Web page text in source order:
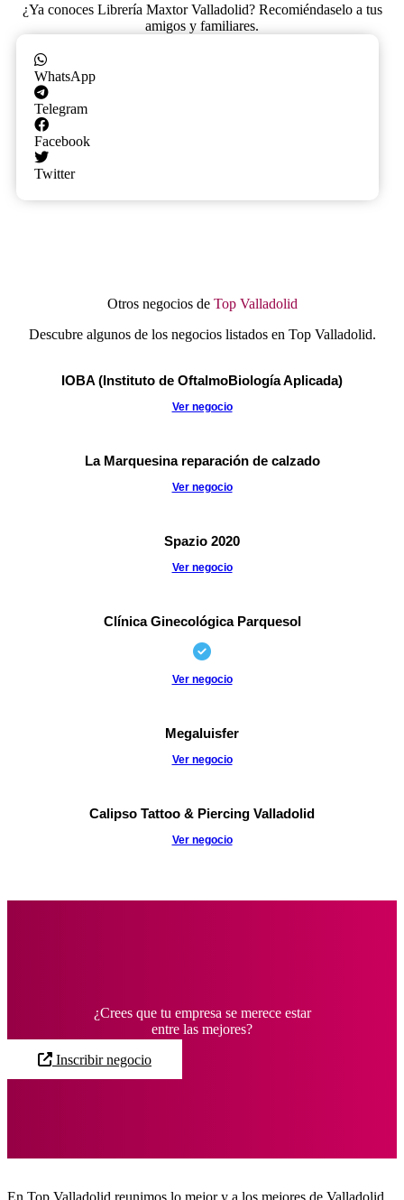
¿Ya conoces Librería Maxtor Valladolid? Recomiéndaselo a tus
amigos y familiares.
WhatsApp
Telegram
Facebook
Twitter
Otros negocios de Top Valladolid
Descubre algunos de los negocios listados en Top Valladolid.
IOBA (Instituto de OftalmoBiología Aplicada)
Ver negocio
La Marquesina reparación de calzado
Ver negocio
Spazio 2020
Ver negocio
Clínica Ginecológica Parquesol
Ver negocio
Megaluisfer
Ver negocio
Calipso Tattoo & Piercing Valladolid
Ver negocio
¿Crees que tu empresa se merece estar
entre las mejores?
Inscribir negocio
En Top Valladolid reunimos lo mejor y a los mejores de Valladolid.